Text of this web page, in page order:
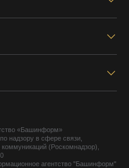
«Башинформ»
надзору в сфере связи,
(Роскомнадзор),
агентство "Башинформ"